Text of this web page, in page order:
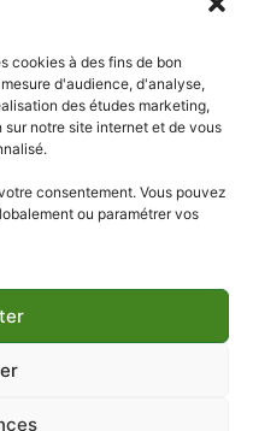
cookies à des fins de bon
d'audience, d'analyse,
des études marketing,
notre site internet et de vous
consentement. Vous pouvez
ou paramétrer vos